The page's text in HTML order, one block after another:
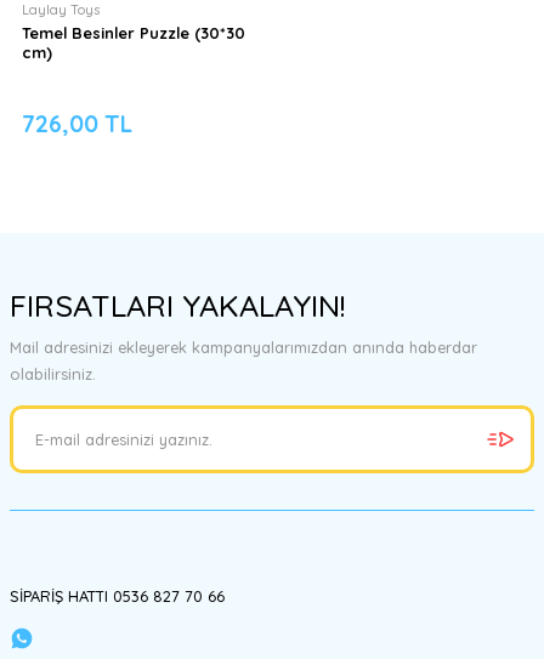
Laylay Toys
Temel Besinler Puzzle (30*30
cm)
726,00 TL
FIRSATLARI YAKALAYIN!
Mail adresinizi ekleyerek kampanyalarımızdan anında haberdar
olabilirsiniz.
SİPARİŞ HATTI 0536 827 70 66